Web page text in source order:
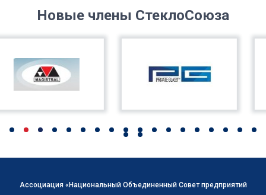
Новые члены СтеклоСоюза
Ассоциация «Национальный Объединенный Совет предприятий